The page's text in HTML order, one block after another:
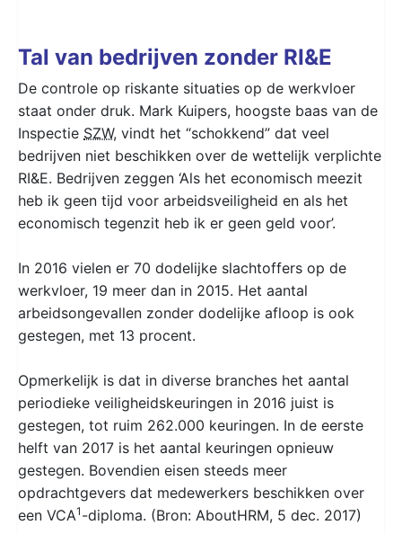
Tal van bedrijven zonder RI&E
De controle op riskante situaties op de werkvloer
staat onder druk. Mark Kuipers, hoogste baas van de
Inspectie SZW, vindt het “schokkend” dat veel
bedrijven niet beschikken over de wettelijk verplichte
RI&E. Bedrijven zeggen ‘Als het economisch meezit
heb ik geen tijd voor arbeidsveiligheid en als het
economisch tegenzit heb ik er geen geld voor’.
In 2016 vielen er 70 dodelijke slachtoffers op de
werkvloer, 19 meer dan in 2015. Het aantal
arbeidsongevallen zonder dodelijke afloop is ook
gestegen, met 13 procent.
Opmerkelijk is dat in diverse branches het aantal
periodieke veiligheidskeuringen in 2016 juist is
gestegen, tot ruim 262.000 keuringen. In de eerste
helft van 2017 is het aantal keuringen opnieuw
gestegen. Bovendien eisen steeds meer
opdrachtgevers dat medewerkers beschikken over
een VCA1 -diploma. (Bron: AboutHRM, 5 dec. 2017)